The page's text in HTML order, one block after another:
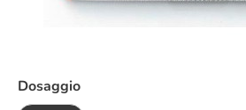
Dosaggio